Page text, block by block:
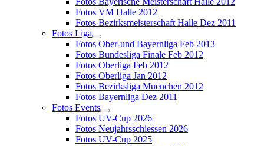
Fotos VM Halle 2012
Fotos Bezirksmeisterschaft Halle Dez 2011
Fotos Liga
Fotos Ober-und Bayernliga Feb 2013
Fotos Bundesliga Finale Feb 2012
Fotos Oberliga Feb 2012
Fotos Oberliga Jan 2012
Fotos Bezirksliga Muenchen 2012
Fotos Bayernliga Dez 2011
Fotos Events
Fotos UV-Cup 2026
Fotos Neujahrsschiessen 2026
Fotos UV-Cup 2025